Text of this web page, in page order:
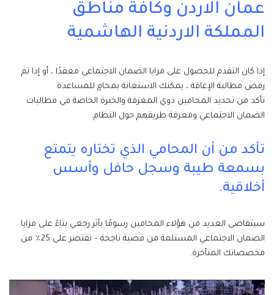
عمان الاردن وكافة مناطق
المملكة الاردنية الهاشمية
إذا كان التقدم للحصول على مزايا الضمان الاجتماعي معقدًا ، أو إذا تم
رفض مطالبة الإعاقة ، يمكنك الاستعانة بمحامٍ للمساعدة.
تأكد من تحديد المحامين ذوي المعرفة والخبرة الخاصة في مطالبات
الضمان الاجتماعي ومعرفة طريقهم حول النظام.
تأكد من أن المحامي الذي تختاره يتمتع
بسمعة طيبة وسجل حافل وأسس
أخلاقية.
سيتقاضى العديد من هؤلاء المحامين رسومًا بأثر رجعي بناءً على مزايا
الضمان الاجتماعي المستلمة من قضية ناجحة – تقتصر على 25٪ من
مخصصاتك المتأخرة.